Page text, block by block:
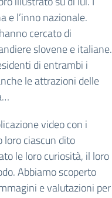
e l’inno nazionale.
cercato di
slovene e italiane.
di entrambi i
le attrazioni delle
video con i
loro ciascun dito
le loro curiosità, il loro
Abbiamo scoperto
e valutazioni per